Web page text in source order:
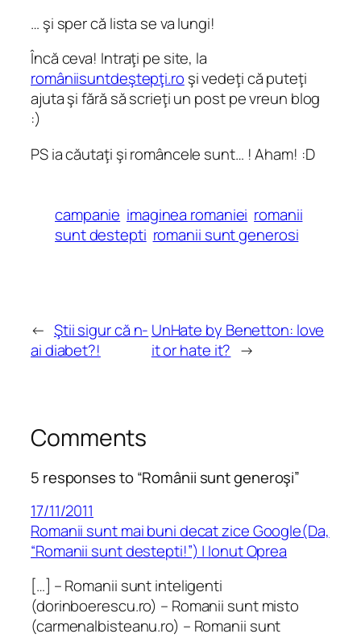
… şi sper că lista se va lungi!
Încă ceva! Intraţi pe site, la
româniisuntdeştepţi.ro şi vedeţi că puteţi
ajuta şi fără să scrieţi un post pe vreun blog
:)
PS ia căutaţi şi româncele sunt… ! Aham! :D
campanie imaginea romaniei romanii
sunt destepti romanii sunt generosi
← Ştii sigur că n-
ai diabet?!
UnHate by Benetton: love
it or hate it? →
Comments
5 responses to “Românii sunt generoşi”
17/11/2011
Romanii sunt mai buni decat zice Google(Da,
“Romanii sunt destepti!”) | Ionut Oprea
[…] – Romanii sunt inteligenti
(dorinboerescu.ro) – Romanii sunt misto
(carmenalbisteanu.ro) – Romanii sunt